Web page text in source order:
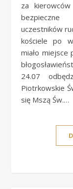
za
bezpieczne
uczestników
kościele po
miało miejsce
24.07
Piotrkowskie
się Mszą Św.…